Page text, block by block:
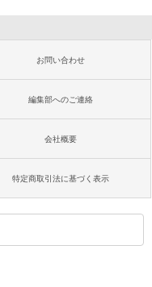
お問い合わせ
編集部へのご連絡
会社概要
特定商取引法に基づく表示